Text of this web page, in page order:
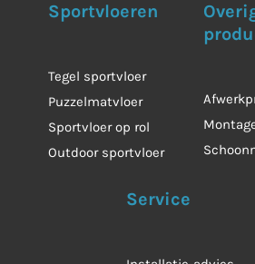
Sportvloeren
Tegel sportvloer
Puzzelmatvloer
Sportvloer op rol
Outdoor sportvloer
Service